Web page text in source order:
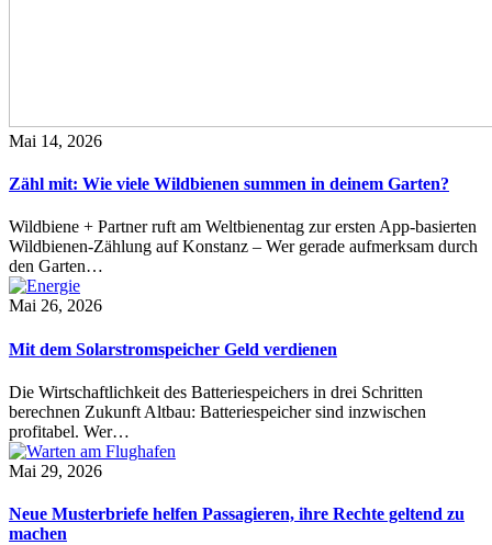
Mai 14, 2026
Zähl mit: Wie viele Wildbienen summen in deinem Garten?
Wildbiene + Partner ruft am Weltbienentag zur ersten App-basierten
Wildbienen-Zählung auf Konstanz – Wer gerade aufmerksam durch
den Garten…
Mai 26, 2026
Mit dem Solarstromspeicher Geld verdienen
Die Wirtschaftlichkeit des Batteriespeichers in drei Schritten
berechnen Zukunft Altbau: Batteriespeicher sind inzwischen
profitabel. Wer…
Mai 29, 2026
Neue Musterbriefe helfen Passagieren, ihre Rechte geltend zu
machen